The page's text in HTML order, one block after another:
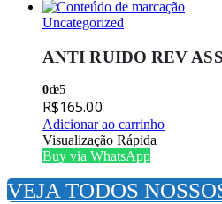
Uncategorized
ANTI RUIDO REV
0de 5
R$165.00
Adicionar ao carrinho
Visualização Rápida
Buy via WhatsApp
VEJA TODOS